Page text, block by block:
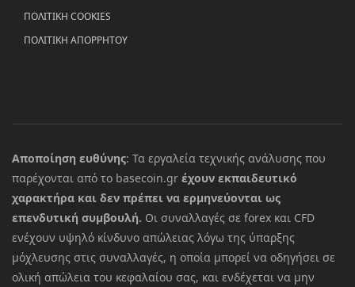
ΠΟΛΙΤΙΚΗ COOKIES
ΠΟΛΙΤΙΚΗ ΑΠΟΡΡΗΤΟΥ
Αποποίηση ευθύνης: Τα εργαλεία τεχνικής ανάλυσης που
παρέχονται από το basecoin.gr έχουν εκπαιδευτικό
χαρακτήρα και δεν πρέπει να ερμηνεύονται ως
επενδυτική συμβουλή. Οι συναλλαγές σε forex και CFD
ενέχουν υψηλό κίνδυνο απώλειας λόγω της ύπαρξης
μόχλευσης στις συναλλαγές, η οποία μπορεί να οδηγήσει σε
ολική απώλεια του κεφαλαίου σας, και ενδέχεται να μην